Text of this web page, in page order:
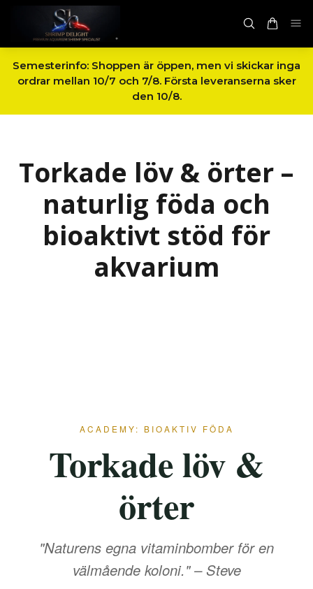
Semesterinfo: Shoppen är öppen, men vi skickar inga
ordrar mellan 10/7 och 7/8. Första leveranserna sker
den 10/8.
Torkade löv & örter –
naturlig föda och
bioaktivt stöd för
akvarium
ACADEMY: BIOAKTIV FÖDA
Torkade löv &
örter
"Naturens egna vitaminbomber för en
välmående koloni." – Steve